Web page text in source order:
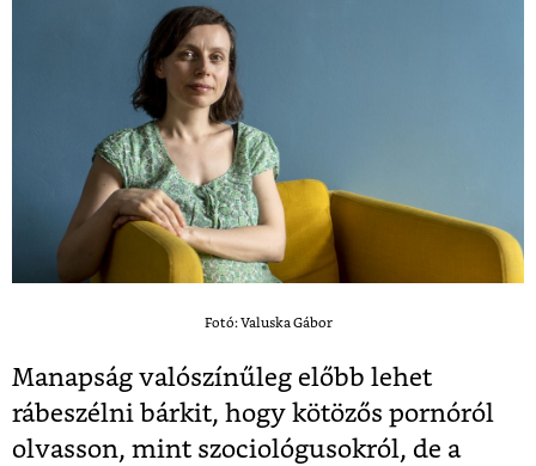
Fotó: Valuska Gábor
Manapság valószínűleg előbb lehet
rábeszélni bárkit, hogy kötözős pornóról
olvasson, mint szociológusokról, de a